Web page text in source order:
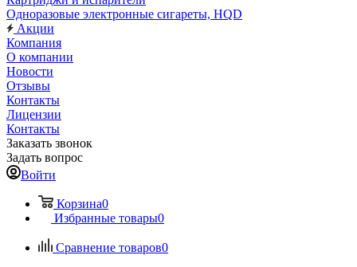
Одноразовые электронные сигареты, HQD
Акции
Компания
О компании
Новости
Отзывы
Контакты
Лицензии
Контакты
Заказать звонок
Задать вопрос
Войти
Корзина0
Избранные товары0
Сравнение товаров0